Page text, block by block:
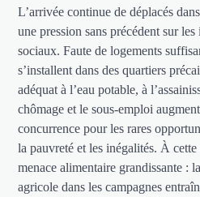
L’arrivée continue de déplacés
une pression sans précédent sur
sociaux. Faute de logements
s’installent dans des quartiers
adéquat à l’eau potable, à
chômage et le sous-emploi
concurrence pour les rares
la pauvreté et les inégalités. À cette
menace alimentaire grandissante :
agricole dans les campagnes